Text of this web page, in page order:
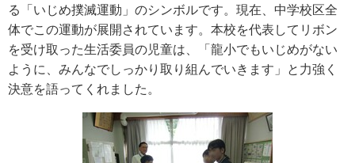
る「いじめ撲滅運動」のシンボルです。現在、中学校区全
体でこの運動が展開されています。本校を代表してリボン
を受け取った生活委員の児童は、「龍小でもいじめがない
ように、みんなでしっかり取り組んでいきます」と力強く
決意を語ってくれました。